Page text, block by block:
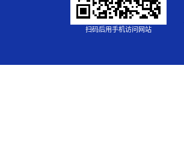
扫码后用手机访问网站